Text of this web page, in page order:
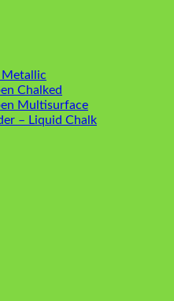
Metallic
Chalked
Multisurface
– Liquid Chalk